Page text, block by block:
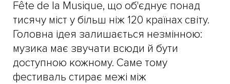
Fête de la Musique, що об'єднує понад
тисячу міст у більш ніж 120 країнах світу.
Головна ідея залишається незмінною:
музика має звучати всюди й бути
доступною кожному. Саме тому
фестиваль стирає межі між